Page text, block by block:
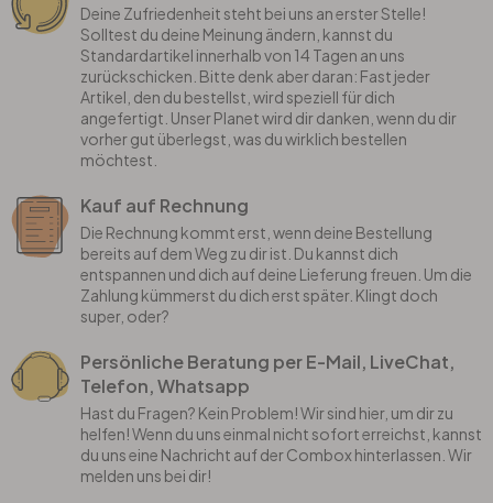
Deine Zufriedenheit steht bei uns an erster Stelle!
Solltest du deine Meinung ändern, kannst du
Standardartikel innerhalb von 14 Tagen an uns
zurückschicken. Bitte denk aber daran: Fast jeder
Artikel, den du bestellst, wird speziell für dich
angefertigt. Unser Planet wird dir danken, wenn du dir
vorher gut überlegst, was du wirklich bestellen
möchtest.
Kauf auf Rechnung
Die Rechnung kommt erst, wenn deine Bestellung
bereits auf dem Weg zu dir ist. Du kannst dich
entspannen und dich auf deine Lieferung freuen. Um die
Zahlung kümmerst du dich erst später. Klingt doch
super, oder?
Persönliche Beratung per E-Mail, LiveChat,
Telefon, Whatsapp
Hast du Fragen? Kein Problem! Wir sind hier, um dir zu
helfen! Wenn du uns einmal nicht sofort erreichst, kannst
du uns eine Nachricht auf der Combox hinterlassen. Wir
melden uns bei dir!